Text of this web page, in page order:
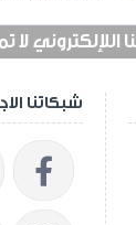
لا تمثل
شبكاتنا